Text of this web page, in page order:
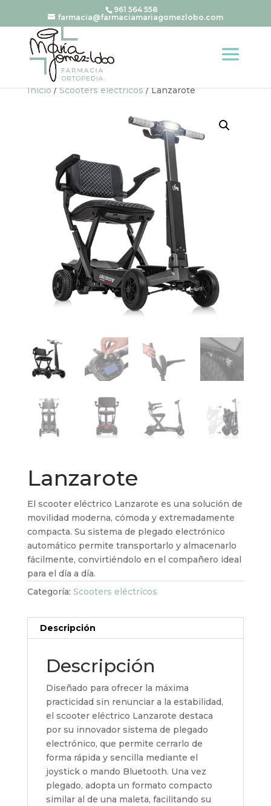
961 564 558
farmacia@farmaciamariagomezlobo.com
Inicio/Scooters eléctricos/ Lanzarote
Lanzarote
El scooter eléctrico Lanzarote es una solución de
movilidad moderna, cómoda y extremadamente
compacta. Su sistema de plegado electrónico
automático permite transportarlo y almacenarlo
fácilmente, convirtiéndolo en el compañero ideal
para el día a día.
Categoría: Scooters eléctricos
Descripción
Descripción
Diseñado para ofrecer la máxima
practicidad sin renunciar a la estabilidad,
el scooter eléctrico Lanzarote destaca
por su innovador sistema de plegado
electrónico, que permite cerrarlo de
forma rápida y sencilla mediante el
joystick o mando Bluetooth. Una vez
plegado, adopta un formato compacto
similar al de una maleta, facilitando su